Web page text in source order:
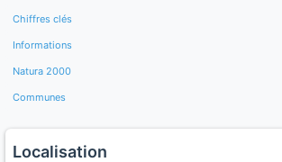
Chiffres clés
Informations
Natura 2000
Communes
Localisation